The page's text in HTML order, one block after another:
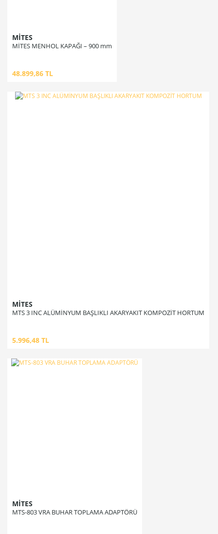
MİTES
MİTES MENHOL KAPAĞI – 900 mm
48.899,86 TL
MİTES
MTS 3 INC ALÜMİNYUM BAŞLIKLI AKARYAKIT KOMPOZİT HORTUM
5.996,48 TL
MİTES
MTS-803 VRA BUHAR TOPLAMA ADAPTÖRÜ